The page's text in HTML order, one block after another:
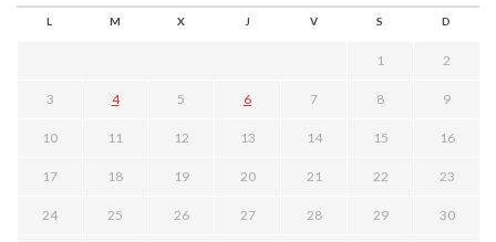
L M X J V S D
1 2
3 4 5 6 7 8 9
10 11 12 13 14 15 16
17 18 19 20 21 22 23
24 25 26 27 28 29 30